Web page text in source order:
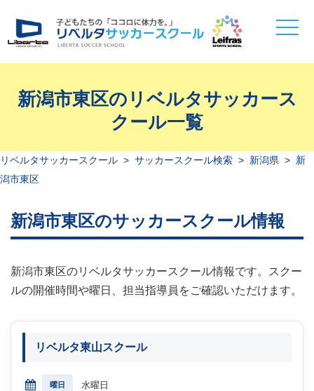
toggle
新潟市東区のリベルタサッカース
クール一覧
リベルタサッカースクール > サッカースクール検索 > 新潟県 > 新
潟市東区
新潟市東区のサッカースクール情報
新潟市東区のリベルタサッカースクール情報です。スクー
ルの開催時間や曜日、担当指導員をご確認いただけます。
リベルタ東山スクール
曜日 水曜日